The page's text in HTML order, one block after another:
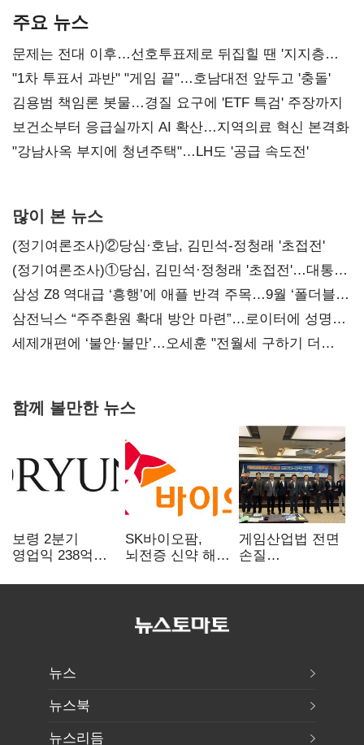
주요 뉴스
문제는 전대 이후…선호투표제로 뒤집힐 땐 '지지층
불복'
"1차 투표서 과반" "게임 끝"…호남대전 앞두고 '충돌'
김용범 책임론 봇물…경질 요구에 'ETF 특검' 주장까지
보건소부터 응급실까지 AI 확산…지역의료 혁신 본격화
"강남사옥 부지에 청년주택"…LH도 '공급 속도전'
많이 본 뉴스
(정기여론조사)②당심·호남, 김민석-정청래 '초접전'
(정기여론조사)①당심, 김민석·정청래 '초접전'…대통령
지지도 '50% 아래로'(종합)
삼성 Z8 역대급 ‘흥행’에 애플 반격 주목…9월 ‘폴더블
대전’
삼전닉스 “주주환원 확대 방안 마련”…로이터에 성명
보내
세제개편에 ‘불안·불만’…오세훈 "전월세 구하기 더
함께 볼만한 뉴스
보령 2분기
영업익 238억…
SK바이오팜,
뇌전증 신약 해외
차세대 신약 개발
게임산업법 전면
손질
규제 걷고
뉴스
뉴스북
뉴스리듬